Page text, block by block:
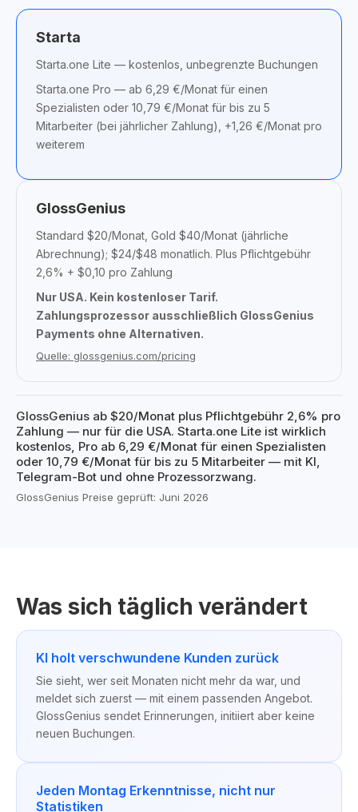
Starta
Starta.one Lite — kostenlos, unbegrenzte Buchungen
Starta.one Pro — ab 6,29 €/Monat für einen
Spezialisten oder 10,79 €/Monat für bis zu 5
Mitarbeiter (bei jährlicher Zahlung), +1,26 €/Monat pro
weiterem
GlossGenius
Standard $20/Monat, Gold $40/Monat (jährliche
Abrechnung); $24/$48 monatlich. Plus Pflichtgebühr
2,6% + $0,10 pro Zahlung
Nur USA. Kein kostenloser Tarif.
Zahlungsprozessor ausschließlich GlossGenius
Payments ohne Alternativen.
Quelle: glossgenius.com/pricing
GlossGenius ab $20/Monat plus Pflichtgebühr 2,6% pro
Zahlung — nur für die USA. Starta.one Lite ist wirklich
kostenlos, Pro ab 6,29 €/Monat für einen Spezialisten
oder 10,79 €/Monat für bis zu 5 Mitarbeiter — mit KI,
Telegram-Bot und ohne Prozessorzwang.
GlossGenius Preise geprüft: Juni 2026
Was sich täglich verändert
KI holt verschwundene Kunden zurück
Sie sieht, wer seit Monaten nicht mehr da war, und
meldet sich zuerst — mit einem passenden Angebot.
GlossGenius sendet Erinnerungen, initiiert aber keine
neuen Buchungen.
Jeden Montag Erkenntnisse, nicht nur
Statistiken